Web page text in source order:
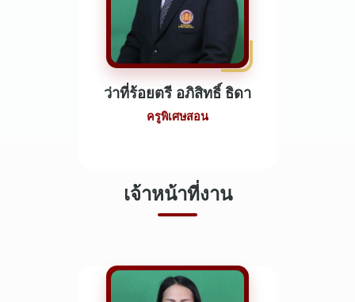
ว่าที่ร้อยตรี อภิสิทธิ์ ธิดา
ครูพิเศษสอน
เจ้าหน้าที่งาน